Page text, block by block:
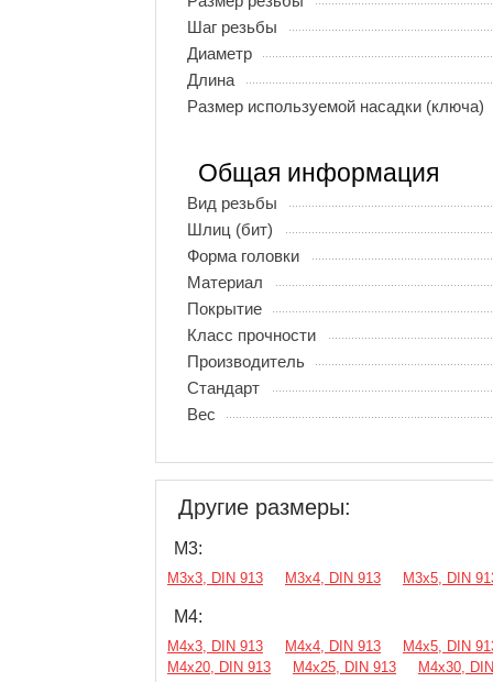
Шаг резьбы
Диаметр
Длина
Размер используемой насадки (ключа)
Общая информация
Вид резьбы
Шлиц (бит)
Форма головки
Материал
Покрытие
Класс прочности
Производитель
Стандарт
Вес
Другие размеры:
М3:
М3х3, DIN 913 М3х4, DIN 913 М3х5, DIN
М4:
М4х3, DIN 913 М4х4, DIN 913
М4х5, DIN
М4х20, DIN 913
М4х25, DIN 913 М4х30,